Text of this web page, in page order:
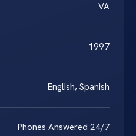
VA
1997
English, Spanish
Phones Answered 24/7